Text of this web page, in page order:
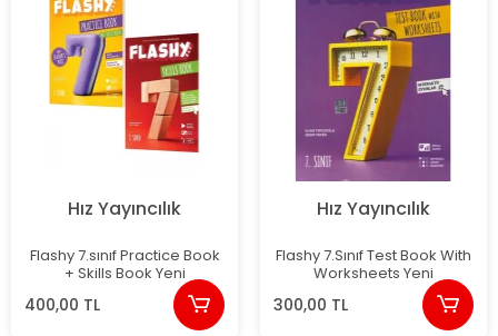
Hız Yayıncılık
Flashy 7.sınıf Practice Book
+ Skills Book Yeni
400,00 TL
Hız Yayıncılık
Flashy 7.Sınıf Test Book With
Worksheets Yeni
300,00 TL